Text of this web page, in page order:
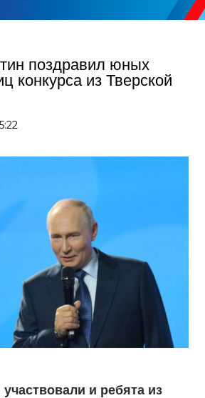
поздравил юных
конкурса из Тверской
и ребята из